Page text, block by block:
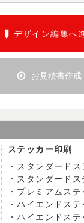
お見積書作成
デザイン編集へ
ステッカー印刷
スタンダード
スタンダード
プレミアムステ
ハイエンドステ
ハイエンドス